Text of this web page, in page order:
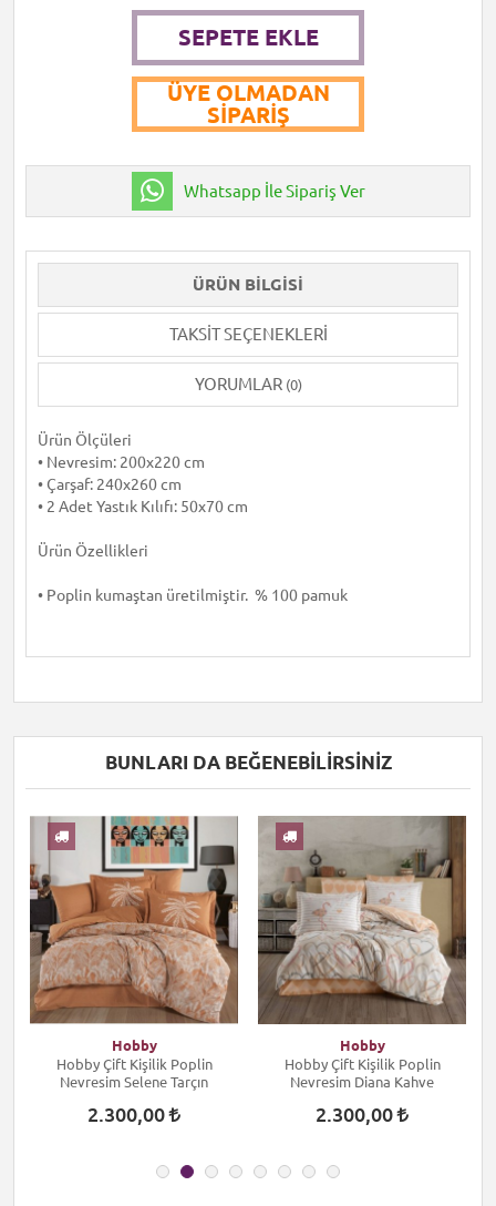
SEPETE EKLE
ÜYE OLMADAN
SIPARIŞ
Whatsapp İle Sipariş Ver
ÜRÜN BILGISI
TAKSIT SEÇENEKLERI
YORUMLAR (0)
Ürün Ölçüleri
• Nevresim: 200x220 cm
• Çarşaf: 240x260 cm
• 2 Adet Yastık Kılıfı: 50x70 cm
Ürün Özellikleri
• Poplin kumaştan üretilmiştir. % 100 pamuk
BUNLARI DA BEĞENEBILIRSINIZ
Hobby
Hobby Çift Kişilik Poplin
Nevresim Selene Tarçın
2.300,00
Hobby
Hobby Çift Kişilik Poplin
Nevresim Diana Kahve
2.300,00